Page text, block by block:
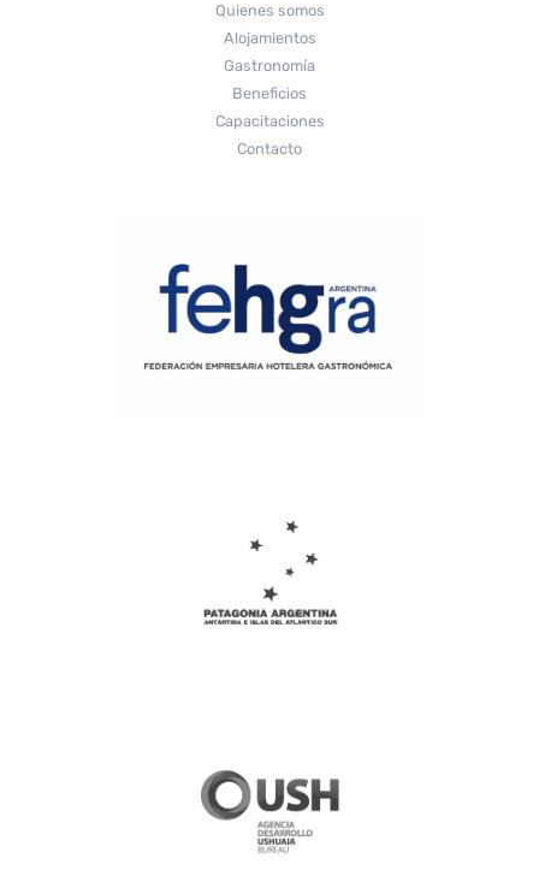
Quienes somos
Alojamientos
Gastronomía
Beneficios
Capacitaciones
Contacto